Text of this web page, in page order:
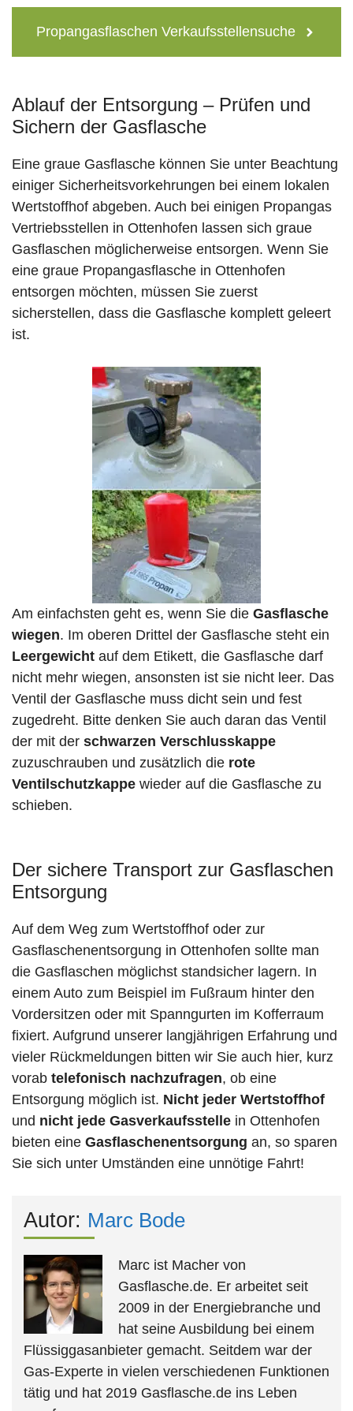
Propangasflaschen Verkaufsstellensuche
Ablauf der Entsorgung – Prüfen und
Sichern der Gasflasche
Eine graue Gasflasche können Sie unter Beachtung
einiger Sicherheitsvorkehrungen bei einem lokalen
Wertstoffhof abgeben. Auch bei einigen Propangas
Vertriebsstellen in Ottenhofen lassen sich graue
Gasflaschen möglicherweise entsorgen. Wenn Sie
eine graue Propangasflasche in Ottenhofen
entsorgen möchten, müssen Sie zuerst
sicherstellen, dass die Gasflasche komplett geleert
ist.
Am einfachsten geht es, wenn Sie die Gasflasche
wiegen. Im oberen Drittel der Gasflasche steht ein
Leergewicht auf dem Etikett, die Gasflasche darf
nicht mehr wiegen, ansonsten ist sie nicht leer. Das
Ventil der Gasflasche muss dicht sein und fest
zugedreht. Bitte denken Sie auch daran das Ventil
der mit der schwarzen Verschlusskappe
zuzuschrauben und zusätzlich die rote
Ventilschutzkappe wieder auf die Gasflasche zu
schieben.
Der sichere Transport zur Gasflaschen
Entsorgung
Auf dem Weg zum Wertstoffhof oder zur
Gasflaschenentsorgung in Ottenhofen sollte man
die Gasflaschen möglichst standsicher lagern. In
einem Auto zum Beispiel im Fußraum hinter den
Vordersitzen oder mit Spanngurten im Kofferraum
fixiert. Aufgrund unserer langjährigen Erfahrung und
vieler Rückmeldungen bitten wir Sie auch hier, kurz
vorab telefonisch nachzufragen, ob eine
Entsorgung möglich ist. Nicht jeder Wertstoffhof
und nicht jede Gasverkaufsstelle in Ottenhofen
bieten eine Gasflaschenentsorgung an, so sparen
Sie sich unter Umständen eine unnötige Fahrt!
Autor: Marc Bode
Marc ist Macher von
Gasflasche.de. Er arbeitet seit
2009 in der Energiebranche und
hat seine Ausbildung bei einem
Flüssiggasanbieter gemacht. Seitdem war der
Gas-Experte in vielen verschiedenen Funktionen
tätig und hat 2019 Gasflasche.de ins Leben